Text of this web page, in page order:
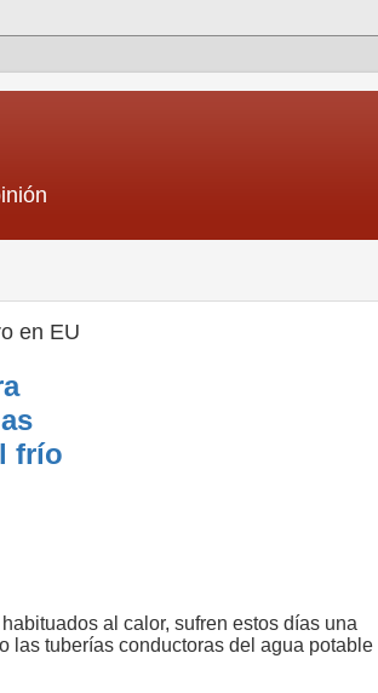
en EU
frío
al calor, sufren estos días una
las tuberías conductoras del agua potable